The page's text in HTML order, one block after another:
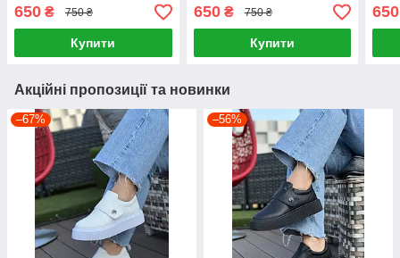
650 ₴ 750 ₴
Купити
650₴ 750 ₴
Купити
650
Акційні пропозиції та новинки
–67% –56%